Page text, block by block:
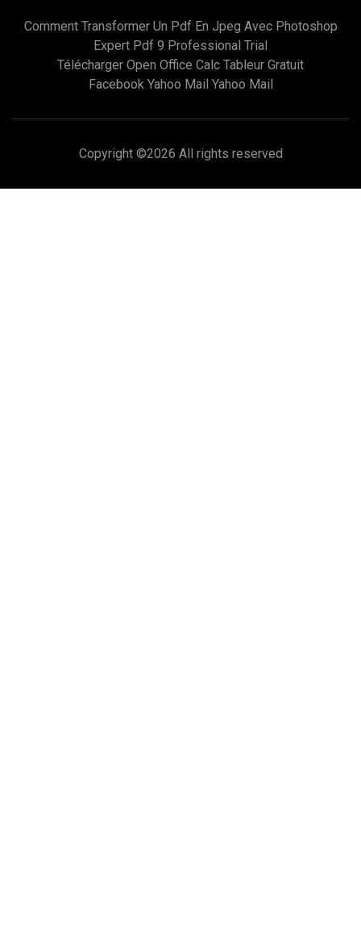
Comment Transformer Un Pdf En Jpeg Avec Photoshop
Expert Pdf 9 Professional Trial
Télécharger Open Office Calc Tableur Gratuit
Facebook Yahoo Mail Yahoo Mail
Copyright ©2026 All rights reserved